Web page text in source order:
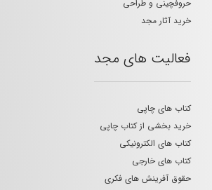
حروفچینی و طراحی
خرید آثار مجد
فعالیت های مجد
کتاب های چاپی
خرید بخشی از کتاب چاپی
کتاب های الکترونیکی
کتاب های خارجی
حقوق آفرینش های فکری